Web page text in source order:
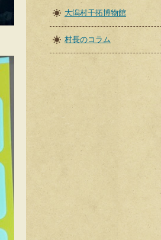
大潟村干拓博物館
村長のコラム